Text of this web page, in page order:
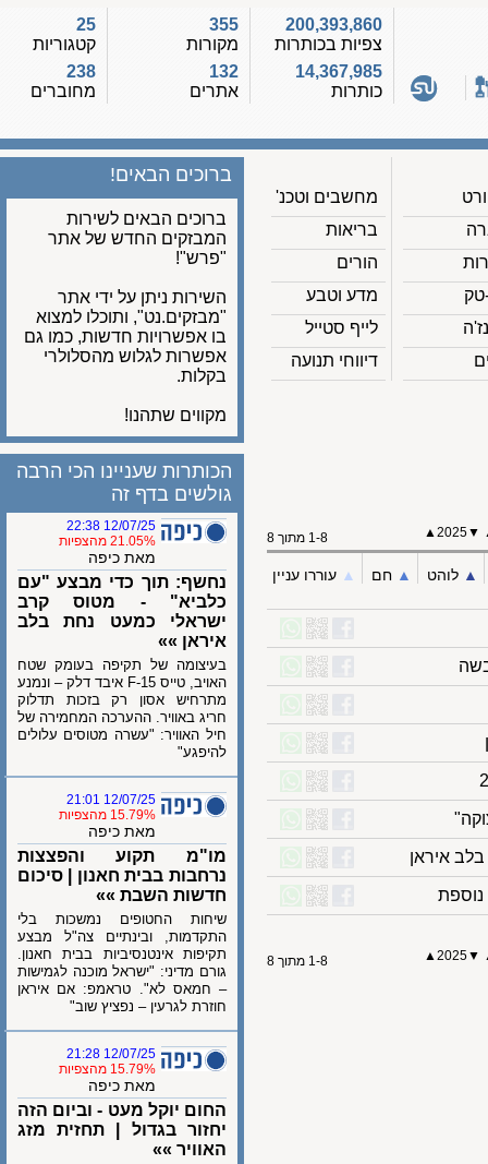
200,393,860
צפיות בכותרות
14,367,985
כותרות
355
מקורות
132
אתרים
קטגוריות
238
מחוברים
מחשבים וטכנ'
בריאות
הורים
מדע וטבע
לייף סטייל
דיווחי תנועה
ברוכים הבאים!
ברוכים הבאים לשירות
המבזקים החדש של אתר
"פרש"!
השירות ניתן על ידי אתר
"מבזקים.נט", ותוכלו למצוא
בו אפשרויות חדשות, כמו גם
אפשרות לגלוש מהסלולרי
בקלות.
מקווים שתהנו!
2025
▲
לוהט ▲︎ חם ▲︎ עוררו עניין
איראן
2025
▲
הכותרות שעניינו הכי הרבה
גולשים בדף זה
12/07/25 22:38
21.05% מהצפיות
מאת כיפה
נחשף: תוך כדי מבצע "עם
כלביא" - מטוס קרב
ישראלי כמעט נחת בלב
איראן »»
בעיצומה של תקיפה בעומק שטח
האויב, טייס F-15 איבד דלק – ונמנע
מתרחיש אסון רק בזכות תדלוק
חריג באוויר. ההערכה המחמירה של
חיל האוויר: "עשרה מטוסים עלולים
להיפגע"
12/07/25 21:01
15.79% מהצפיות
מאת כיפה
מו"מ תקוע והפצצות
נרחבות בבית חאנון | סיכום
חדשות השבת »»
שיחות החטופים נמשכות בלי
התקדמות, ובינתיים צה"ל מבצע
תקיפות אינטנסיביות בבית חאנון.
גורם מדיני: "ישראל מוכנה לגמישות
– חמאס לא". טראמפ: אם איראן
חוזרת לגרעין – נפציץ שוב"
12/07/25 21:28
15.79% מהצפיות
מאת כיפה
החום יוקל מעט - וביום הזה
יחזור בגדול | תחזית מזג
האוויר »»